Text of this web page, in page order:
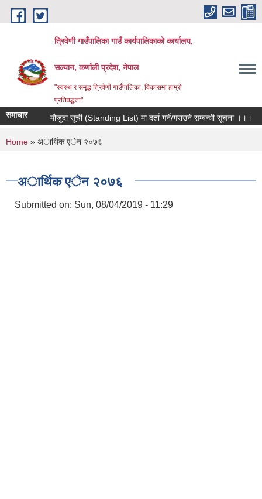
Skip to main content
त्रिवेणी गाउँपालिका गाउँ कार्यपालिकाकाे कार्यालय,
सल्यान, कर्णाली प्रदेश, नेपाल
"स्वस्थ र समृद्ध त्रिवेणी गाउँपालिका, विकासमा हाम्राे
प्रतिवद्धता"
समाचार मौजुदा सूची (Standing List) मा दर्ता गर्ने/गराउने सम्बन्धी सूचना ।।।
You are here
Home » अार्थिक एेन २०७६
अार्थिक एेन २०७६
Submitted on: Sun, 08/04/2019 - 11:29